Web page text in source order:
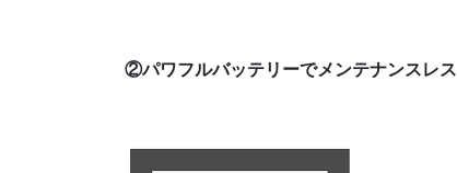
②パワフルバッテリーでメンテナンスレス